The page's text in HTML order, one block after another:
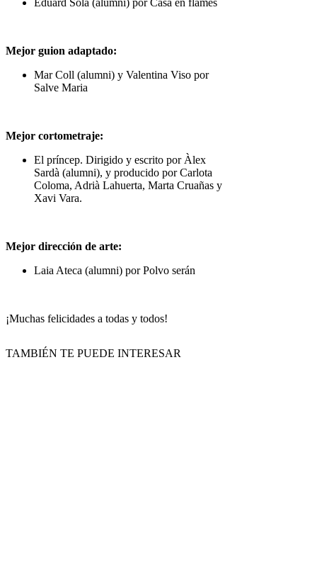
Mejor guion adaptado:
Mar Coll (alumni) y Valentina Viso por
Salve Maria
Mejor cortometraje:
El príncep. Dirigido y escrito por Àlex
Sardà (alumni), y producido por Carlota
Coloma, Adrià Lahuerta, Marta Cruañas y
Xavi Vara.
Mejor dirección de arte:
Laia Ateca (alumni) por Polvo serán
¡Muchas felicidades a todas y todos!
TAMBIÉN TE PUEDE INTERESAR